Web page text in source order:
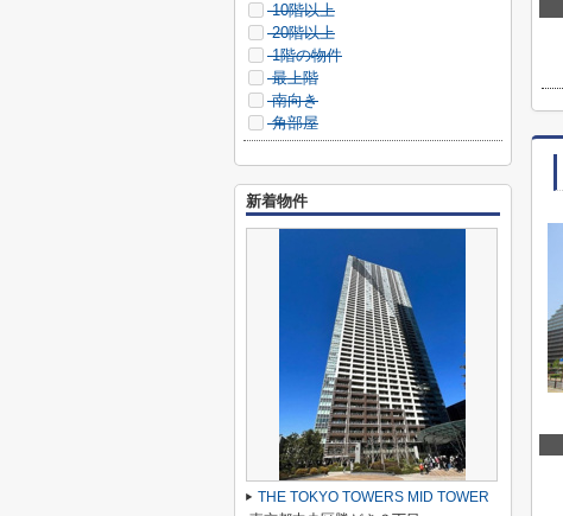
10階以上
20階以上
1階の物件
最上階
南向き
角部屋
新着物件
THE TOKYO TOWERS MID TOWER